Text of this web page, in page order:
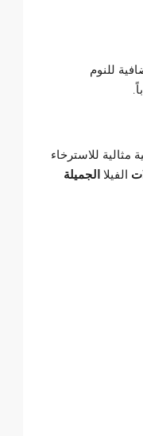
للنوم
مثالية للاسترخاء
الفيلا الجميلة